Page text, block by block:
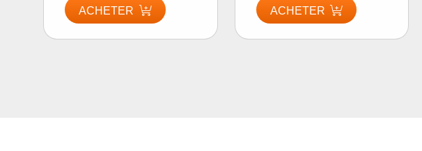
ACHETER ACHETER